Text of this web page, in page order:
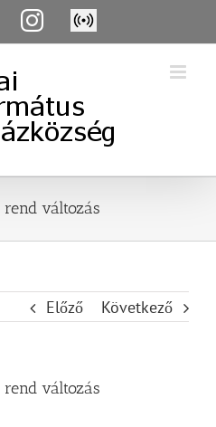
Instagram
Élő
közvetítés
változás
Előző Következő
változás